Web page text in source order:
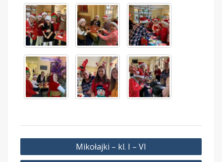
Nawigacja
wpisu
Mikołajki – kl. I – VI